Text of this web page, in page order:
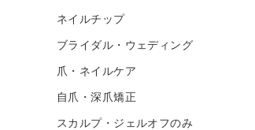
ネイルチップ
ブライダル・ウェディング
爪・ネイルケア
自爪・深爪矯正
スカルプ・ジェルオフのみ